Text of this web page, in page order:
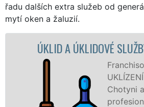
řadu dalších extra služeb od
mytí oken a žaluzií.
SLUŽBY CHOTYNĚ
Franchisová síť EXTRA
UKLÍZENÍ zajišťuje v
Chotyni a okolí Chotyně
profesionální, kvalitní,